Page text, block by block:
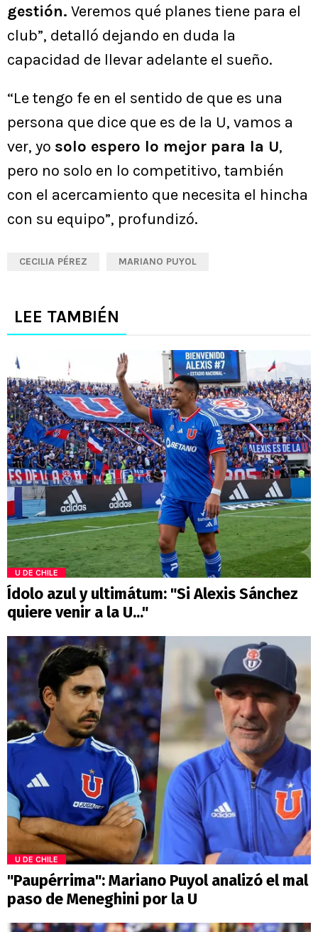
gestión. Veremos qué planes tiene para el
club”, detalló dejando en duda la
capacidad de llevar adelante el sueño.
“Le tengo fe en el sentido de que es una
persona que dice que es de la U, vamos a
ver, yo solo espero lo mejor para la U,
pero no solo en lo competitivo, también
con el acercamiento que necesita el hincha
con su equipo”, profundizó.
CECILIA PÉREZ MARIANO PUYOL
LEE TAMBIÉN
U DE CHILE
Ídolo azul y ultimátum: "Si Alexis Sánchez
quiere venir a la U..."
U DE CHILE
"Paupérrima": Mariano Puyol analizó el mal
paso de Meneghini por la U